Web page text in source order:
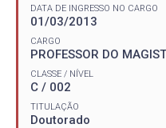
DATA DE INGRESSO NO CARGO
01/03/2013
CARGO
PROFESSOR DO
CLASSE / NÍVEL
C / 002
TITULAÇÃO
Doutorado